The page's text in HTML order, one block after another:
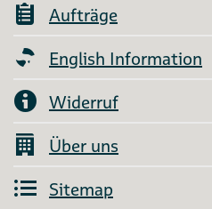
Aufträge
English Information
Widerruf
Über uns
Sitemap